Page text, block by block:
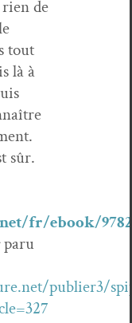
rien de
tout
là à
sûr.
fr/ebook/
paru
publier3/